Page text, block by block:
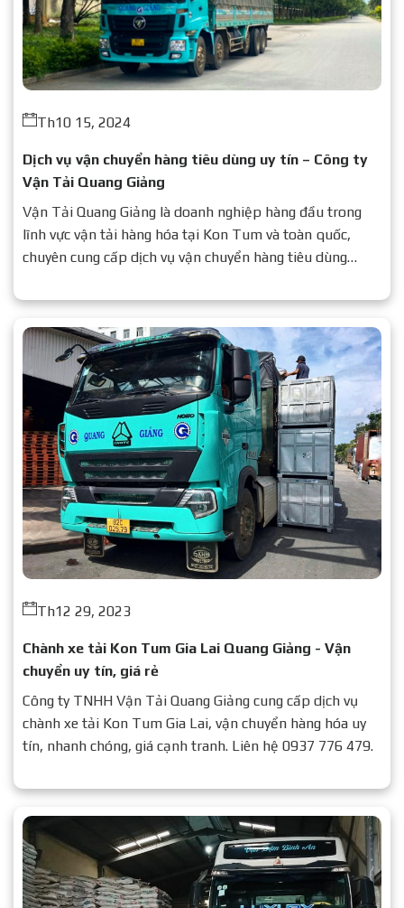
Th10 15, 2024
Dịch vụ vận chuyển hàng tiêu dùng uy tín – Công ty
Vận Tải Quang Giảng
Vận Tải Quang Giảng là doanh nghiệp hàng đầu trong
lĩnh vực vận tải hàng hóa tại Kon Tum và toàn quốc,
chuyên cung cấp dịch vụ vận chuyển hàng tiêu dùng
Th12 29, 2023
Chành xe tải Kon Tum Gia Lai Quang Giảng - Vận
chuyển uy tín, giá rẻ
Công ty TNHH Vận Tải Quang Giảng cung cấp dịch vụ
chành xe tải Kon Tum Gia Lai, vận chuyển hàng hóa uy
tín, nhanh chóng, giá cạnh tranh. Liên hệ 0937 776 479.